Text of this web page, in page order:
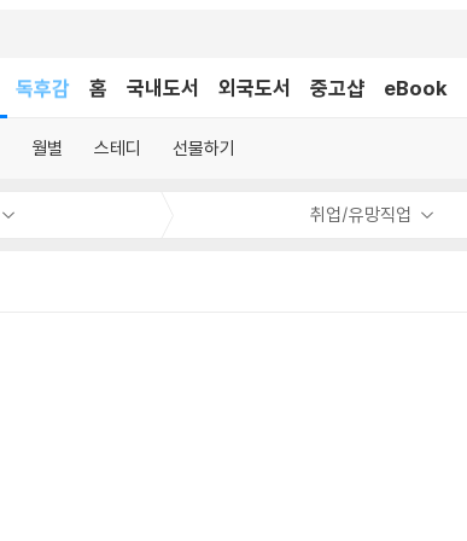
독후감
홈 국내도서 외국도서 중고샵 eBook
월별 스테디 선물하기
취업/유망직업